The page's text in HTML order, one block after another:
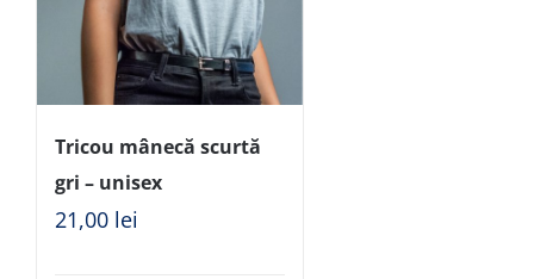
Tricou mânecă scurtă
gri – unisex
21,00 lei